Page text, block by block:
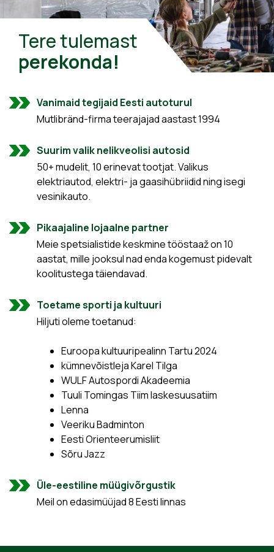
Tere tulemast
perekonda!
Vanimaid tegijaid Eesti autoturul
Mutlibränd-firma teerajajad aastast 1994
Suurim valik nelikveolisi autosid
50+ mudelit, 10 erinevat tootjat. Valikus
elektriautod, elektri- ja gaasihübriidid ning isegi
vesinikauto.
Pikaajaline lojaalne partner
Meie spetsialistide keskmine tööstaaž on 10
aastat, mille jooksul nad enda kogemust pidevalt
koolitustega täiendavad.
Toetame sporti ja kultuuri
Hiljuti oleme toetanud:
Euroopa kultuuripealinn Tartu 2024
kümnevõistleja Karel Tilga
WULF Autospordi Akadeemia
Tuuli Tomingas Tiim laskesuusatiim
Lenna
Veeriku Badminton
Eesti Orienteerumisliit
Sõru Jazz
Üle-eestiline müügivõrgustik
Meil on edasimüüjad 8 Eesti linnas